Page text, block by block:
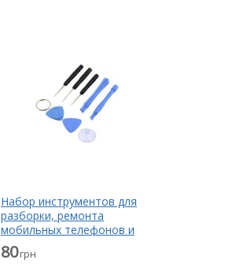
Набор инструментов для
разборки, ремонта
мобильных телефонов и
планшетов
80грн